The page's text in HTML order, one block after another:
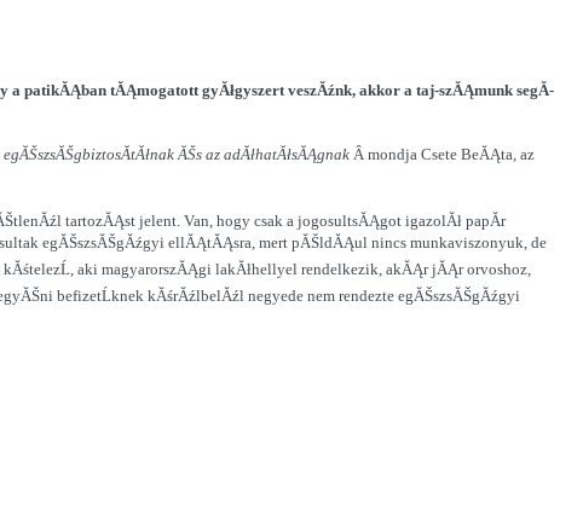
patikĂĄban tĂĄmogatott gyĂłgyszert veszĂźnk, akkor a taj-szĂĄmunk segĂ­
ĂŠs az adĂłhatĂłsĂĄgnak Â mondja Csete BeĂĄta, az
tartozĂĄst jelent. Van, hogy csak a jogosultsĂĄgot igazolĂł papĂ­r
egĂŠszsĂŠgĂźgyi ellĂĄtĂĄsra, mert pĂŠldĂĄul nincs munkaviszonyuk, de
aki magyarorszĂĄgi lakĂłhellyel rendelkezik, akĂĄr jĂĄr orvoshoz,
befizetĹknek kĂśrĂźlbelĂźl negyede nem rendezte egĂŠszsĂŠgĂźgyi